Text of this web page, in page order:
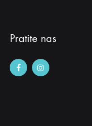
Pratite nas